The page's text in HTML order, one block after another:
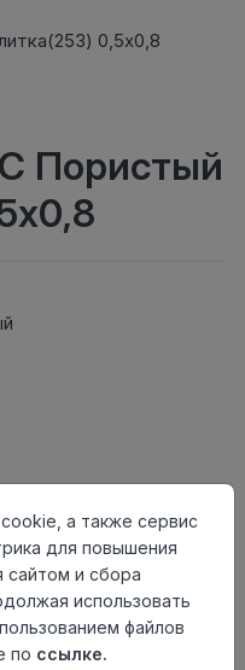
Пористый
а также сервис
для повышения
сайтом и сбора
использовать
файлов
по ссылке.